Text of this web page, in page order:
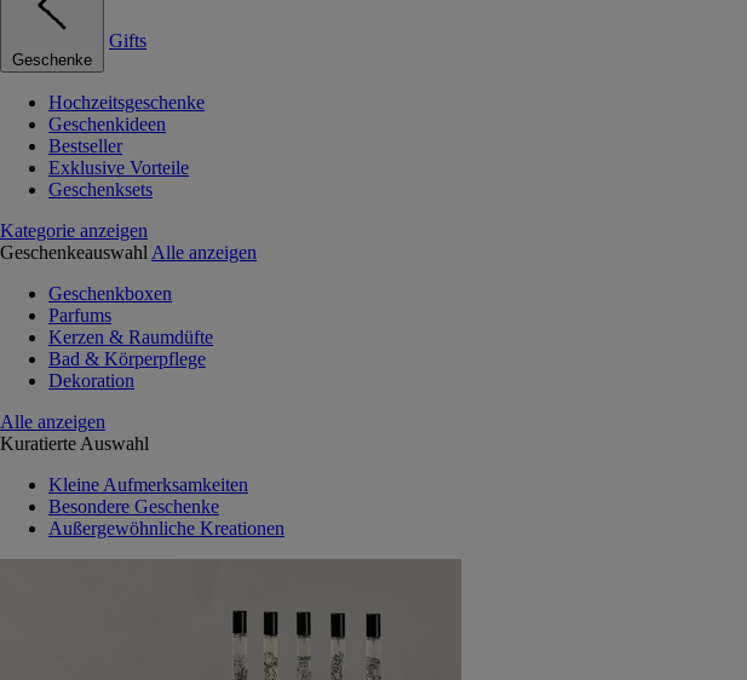
Geschenke
Gifts
Hochzeitsgeschenke
Geschenkideen
Bestseller
Exklusive Vorteile
Geschenksets
Kategorie anzeigen
Geschenkeauswahl Alle anzeigen
Geschenkboxen
Parfums
Kerzen & Raumdüfte
Bad & Körperpflege
Dekoration
Alle anzeigen
Kuratierte Auswahl
Kleine Aufmerksamkeiten
Besondere Geschenke
Außergewöhnliche Kreationen